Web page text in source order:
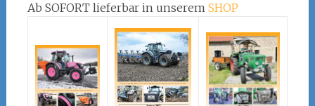
Ab SOFORT lieferbar in unserem SHOP